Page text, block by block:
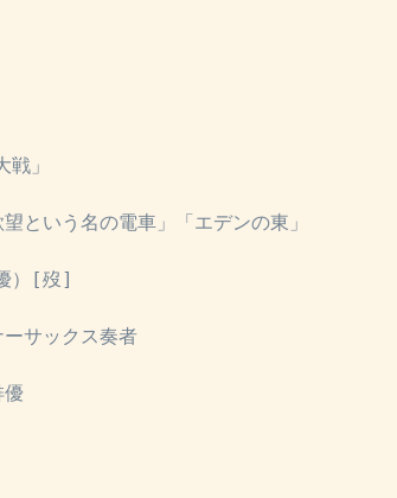
」
という名の電車」「エデンの東」
）[歿]
サックス奏者